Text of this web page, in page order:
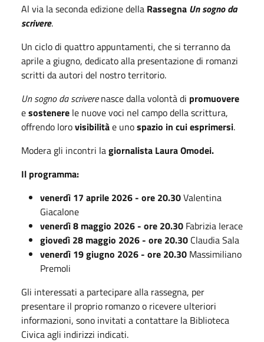
Al via la seconda edizione della Rassegna Un sogno da
scrivere.
Un ciclo di quattro appuntamenti, che si terranno da
aprile a giugno, dedicato alla presentazione di romanzi
scritti da autori del nostro territorio.
Un sogno da scriverenasce dalla volontà di promuovere
esostenere le nuove voci nel campo della scrittura,
offrendo lorovisibilitàe unospazio in cui esprimersi.
Modera gli incontri lagiornalista Laura Omodei.
Il programma:
venerdì 17 aprile 2026 - ore 20.30Valentina
Giacalone
venerdì 8 maggio 2026 - ore 20.30 Fabrizia Ierace
giovedì 28 maggio 2026 - ore 20.30 Claudia Sala
venerdì 19 giugno 2026 - ore 20.30 Massimiliano
Premoli
Gli interessati a partecipare alla rassegna, per
presentare il proprio romanzo o ricevere ulteriori
informazioni, sono invitati a contattare la Biblioteca
Civica agli indirizzi indicati.